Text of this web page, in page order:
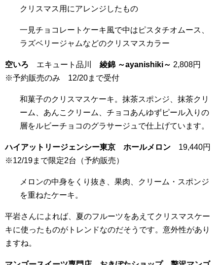
クリスマス用にアレンジしたもの
一見チョコレートケーキ風で中はピスタチオムース、
ラズベリージャムなどのクリスマスカラー
空いろ エキュート品川 綾錦 ～ayanishiki～ 2,808円
※予約販売のみ 12/20まで受付
和菓子のクリスマスケーキ。抹茶スポンジ、抹茶クリ
ーム、あんこクリーム、チョコあんゆずピール入りの
層をルビーチョコのグラサージュで仕上げています。
ハイアットリージェンシー東京 ホールメロン 19,440円
※12/19まで限定2台（予約販売）
メロンの中身をくり抜き、果肉、クリーム・スポンジ
を重ねたケーキ。
平岩さんによれば、夏のフルーツをあえてクリスマスケー
キに使ったものがトレンドなのだそうです。意外性があり
ますね。